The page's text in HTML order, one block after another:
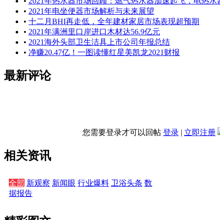
• 2021年电坐便器市场解析与未来展望
• 十二月BHI再走低，全年建材家居市场表现超预期
• 2021年满洲里口岸进口木材达56.9亿元
• 2021海外头部卫生洁具上市公司年报总结
• 净赚20.47亿！一图读懂红星美凯龙2021财报
最新评论
您需要登录才可以回帖 登录 | 立即注册
相关资讯
全部 新观察 新闻眼 行业爆料 卫浴头条 数
据报告